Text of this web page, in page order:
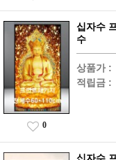
십자수
수
상품가 :
적립금 :
0